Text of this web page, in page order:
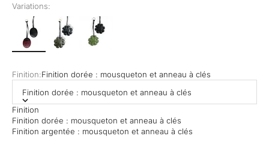
Variations:
Finition:Finition dorée : mousqueton et anneau à clés
Finition dorée : mousqueton et anneau à clés
Finition
Finition dorée : mousqueton et anneau à clés
Finition argentée : mousqueton et anneau à clés